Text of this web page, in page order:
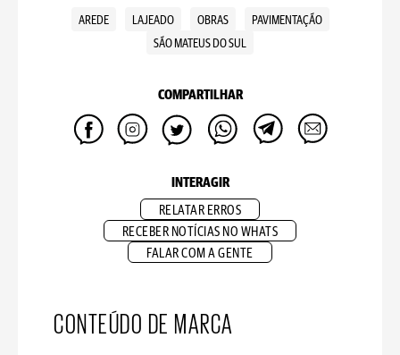
AREDE LAJEADO OBRAS
PAVIMENTAÇÃO
SÃO MATEUS DO SUL
COMPARTILHAR
INTERAGIR
RELATAR ERROS
RECEBER NOTÍCIAS NO WHATS
FALAR COM A GENTE
CONTEÚDO DE MARCA